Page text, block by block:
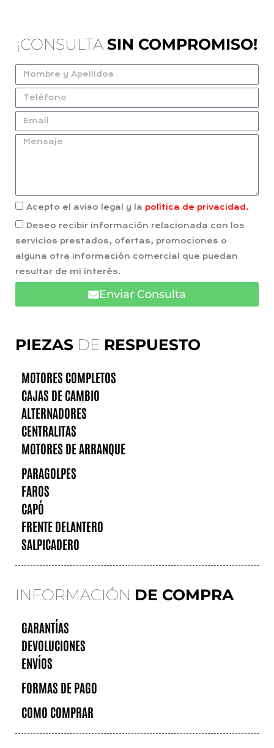
PIEZAS DE RESPUESTO
MOTORES COMPLETOS
CAJAS DE CAMBIO
ALTERNADORES
CENTRALITAS
MOTORES DE ARRANQUE
PARAGOLPES
FAROS
CAPÓ
FRENTE DELANTERO
SALPICADERO
INFORMACIÓN DE COMPRA
GARANTÍAS
DEVOLUCIONES
ENVÍOS
FORMAS DE PAGO
COMO COMPRAR
¡CONSULTA SIN COMPROMISO!
Acepto el aviso legal y la política de privacidad.
Deseo recibir información relacionada con los
servicios prestados, ofertas, promociones o
alguna otra información comercial que puedan
resultar de mi interés.
Enviar Consulta